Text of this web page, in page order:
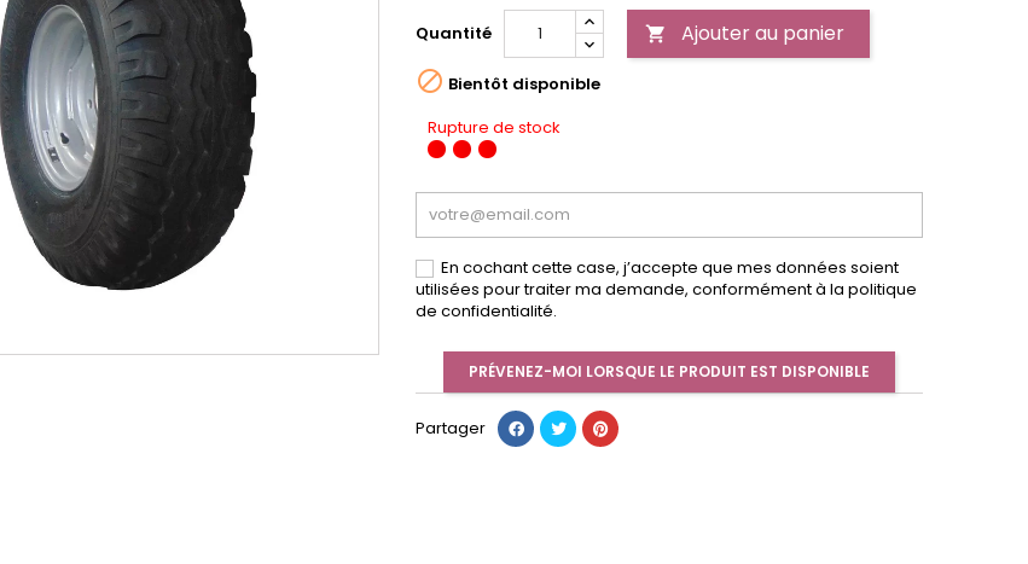
Quantité  Ajouter au panier
 Bientôt disponible
Rupture de stock
En cochant cette case, j’accepte que mes données soient
utilisées pour traiter ma demande, conformément à la politique
de confidentialité.
PRÉVENEZ-MOI LORSQUE LE PRODUIT EST DISPONIBLE
Partager